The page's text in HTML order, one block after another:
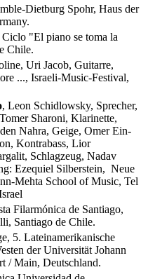
Dietburg Spohr, Haus der
"El piano se toma la
Chile.
Uri Jacob, Guitarre,
..., Israeli-Music-Festival,
, Leon Schidlowsky, Sprecher,
Sharoni, Klarinette,
Nahra, Geige, Omer Ein-
Kontrabass, Lior
Schlagzeug, Nadav
Ezequiel Silberstein, Neue
Mehta School of Music, Tel
Filarmónica de Santiago,
Santiago de Chile.
5. Lateinamerikanische
der Universität Johann
/ Main, Deutschland.